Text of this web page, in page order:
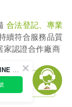
合法登記、專業
續符合服務品質
家認證合作廠商
歡迎訂閱我們的 LINE 官方帳號